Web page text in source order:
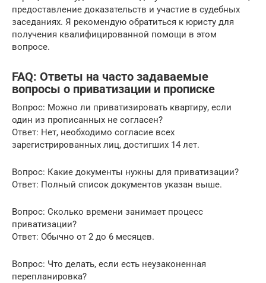
предоставление доказательств и участие в судебных
заседаниях. Я рекомендую обратиться к юристу для
получения квалифицированной помощи в этом
вопросе.
FAQ: Ответы на часто задаваемые
вопросы о приватизации и прописке
Вопрос: Можно ли приватизировать квартиру, если
один из прописанных не согласен?
Ответ: Нет, необходимо согласие всех
зарегистрированных лиц, достигших 14 лет.
Вопрос: Какие документы нужны для приватизации?
Ответ: Полный список документов указан выше.
Вопрос: Сколько времени занимает процесс
приватизации?
Ответ: Обычно от 2 до 6 месяцев.
Вопрос: Что делать, если есть неузаконенная
перепланировка?